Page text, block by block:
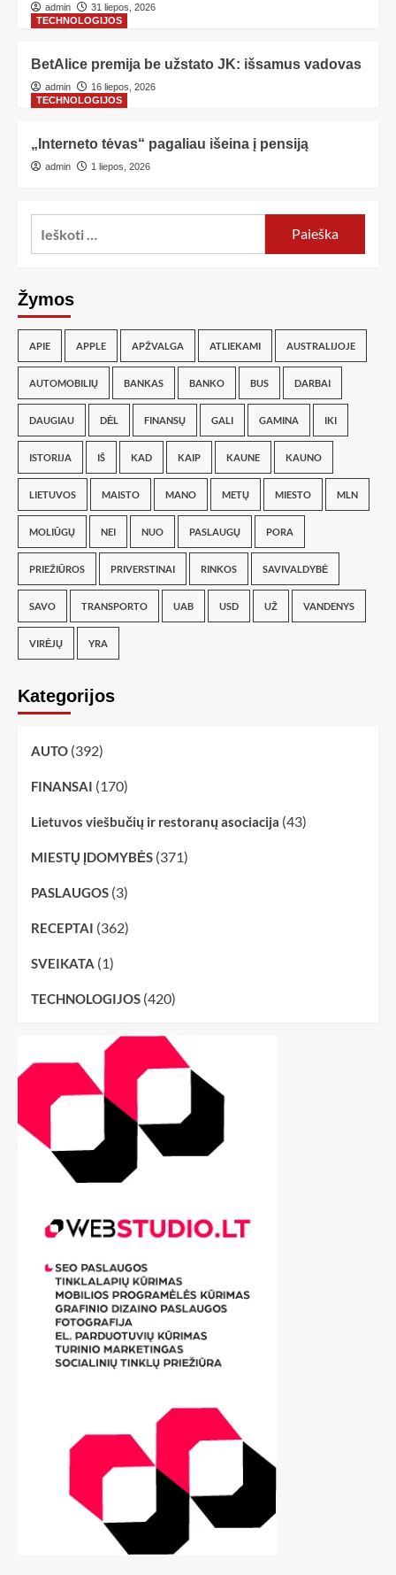
admin
31 liepos, 2026
TECHNOLOGIJOS
BetAlice premija be užstato JK: išsamus vadovas
admin
16 liepos, 2026
TECHNOLOGIJOS
„Interneto tėvas“ pagaliau išeina į pensiją
admin 1 liepos, 2026
Žymos
APIE APPLE APŽVALGA ATLIEKAMI AUSTRALIJOJE
AUTOMOBILIŲ BANKAS BANKO BUS DARBAI
DAUGIAU DĖL FINANSŲ GALI GAMINA IKI
ISTORIJA IŠ KAD KAIP KAUNE KAUNO
LIETUVOS MAISTO MANO METŲ MIESTO MLN
MOLIŪGŲ NEI NUO PASLAUGŲ PORA
PRIEŽIŪROS PRIVERSTINAI RINKOS SAVIVALDYBĖ
SAVO TRANSPORTO UAB USD UŽ VANDENYS
VIRĖJŲ YRA
Kategorijos
AUTO (392)
FINANSAI (170)
Lietuvos viešbučių ir restoranų asociacija (43)
MIESTŲ ĮDOMYBĖS (371)
PASLAUGOS (3)
RECEPTAI (362)
SVEIKATA (1)
TECHNOLOGIJOS (420)